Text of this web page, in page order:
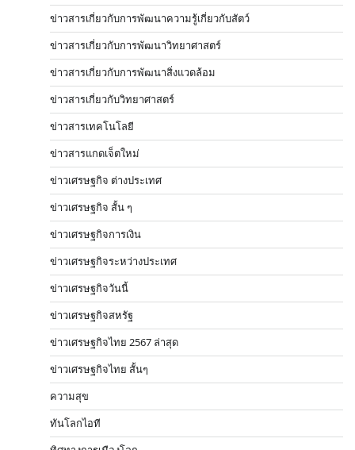
ข่าวสารเกี่ยวกับการพัฒนาความรู้เกี่ยวกับสัตว์
ข่าวสารเกี่ยวกับการพัฒนาวิทยาศาสตร์
ข่าวสารเกี่ยวกับการพัฒนาสิ่งแวดล้อม
ข่าวสารเกี่ยวกับวิทยาศาสตร์
ข่าวสารเทคโนโลยี
ข่าวสารแกดเจ็ตใหม่
ข่าวเศรษฐกิจ ต่างประเทศ
ข่าวเศรษฐกิจ สั้น ๆ
ข่าวเศรษฐกิจการเงิน
ข่าวเศรษฐกิจระหว่างประเทศ
ข่าวเศรษฐกิจวันนี้
ข่าวเศรษฐกิจสหรัฐ
ข่าวเศรษฐกิจไทย 2567 ล่าสุด
ข่าวเศรษฐกิจไทย สั้นๆ
ความสุข
ทันโลกไอที